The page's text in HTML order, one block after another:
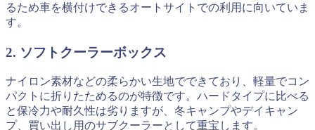
るため車を横付けできるオートサイトでの利用に向いていま
す。
2. ソフトクーラーボックス
ナイロン素材などの柔らかい生地でできており、軽量でコン
パクトに折りたためるのが特徴です。ハードタイプに比べる
と保冷力や耐久性は劣りますが、冬キャンプやデイキャン
プ、買い出し用のサブクーラーとして重宝します。